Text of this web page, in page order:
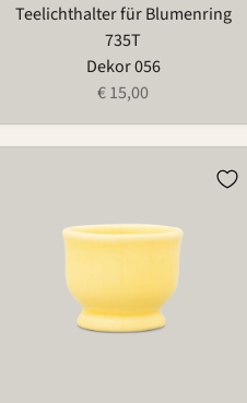
Teelichthalter für Blumenring
735T
Dekor 056
€ 15,00